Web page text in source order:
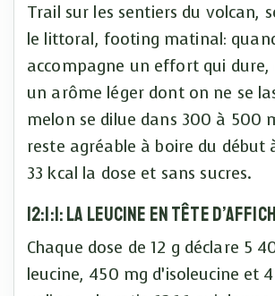
Trail sur les sentiers du volcan,
le littoral, footing matinal:
accompagne un effort qui
un arôme léger dont on ne se
melon se dilue dans 300 à 500
reste agréable à boire du début
33 kcal la dose et sans sucres.
12:1:1: la leucine en tête
Chaque dose de 12 g déclare 5
leucine, 450 mg d’isoleucine et